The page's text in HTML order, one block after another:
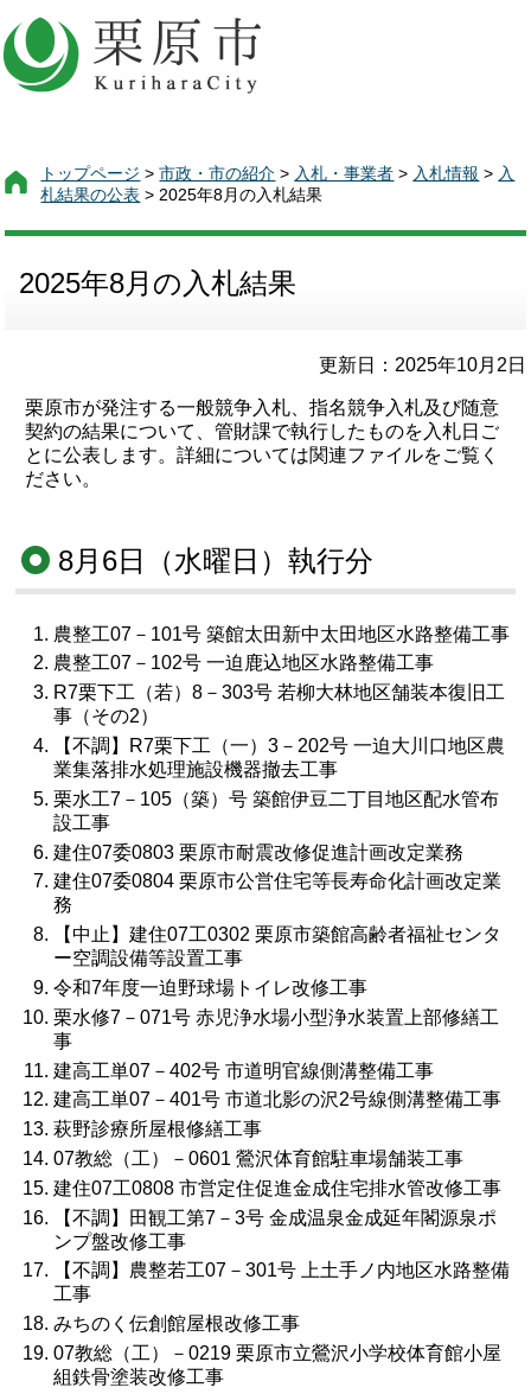
トップページ >市政・市の紹介 > 入札・事業者 > 入札情報 > 入
札結果の公表 > 2025年8月の入札結果
2025年8月の入札結果
更新日：2025年10月2日
栗原市が発注する一般競争入札、指名競争入札及び随意
契約の結果について、管財課で執行したものを入札日ご
とに公表します。詳細については関連ファイルをご覧く
ださい。
8月6日（水曜日）執行分
農整工07－101号 築館太田新中太田地区水路整備工事
農整工07－102号 一迫鹿込地区水路整備工事
R7栗下工（若）8－303号 若柳大林地区舗装本復旧工
事（その2）
【不調】R7栗下工（一）3－202号 一迫大川口地区農
業集落排水処理施設機器撤去工事
栗水工7－105（築）号 築館伊豆二丁目地区配水管布
設工事
建住07委0803 栗原市耐震改修促進計画改定業務
建住07委0804 栗原市公営住宅等長寿命化計画改定業
務
【中止】建住07工0302 栗原市築館高齢者福祉センタ
ー空調設備等設置工事
令和7年度一迫野球場トイレ改修工事
栗水修7－071号 赤児浄水場小型浄水装置上部修繕工
事
建高工単07－402号 市道明官線側溝整備工事
建高工単07－401号 市道北影の沢2号線側溝整備工事
萩野診療所屋根修繕工事
07教総（工）－0601 鶯沢体育館駐車場舗装工事
建住07工0808 市営定住促進金成住宅排水管改修工事
【不調】田観工第7－3号 金成温泉金成延年閣源泉ポ
ンプ盤改修工事
【不調】農整若工07－301号 上土手ノ内地区水路整備
工事
みちのく伝創館屋根改修工事
07教総（工）－0219 栗原市立鶯沢小学校体育館小屋
組鉄骨塗装改修工事